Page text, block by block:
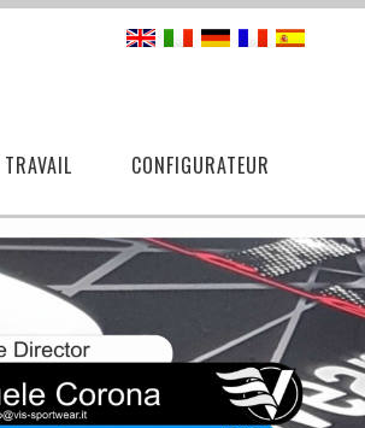
CONFIGURATEUR